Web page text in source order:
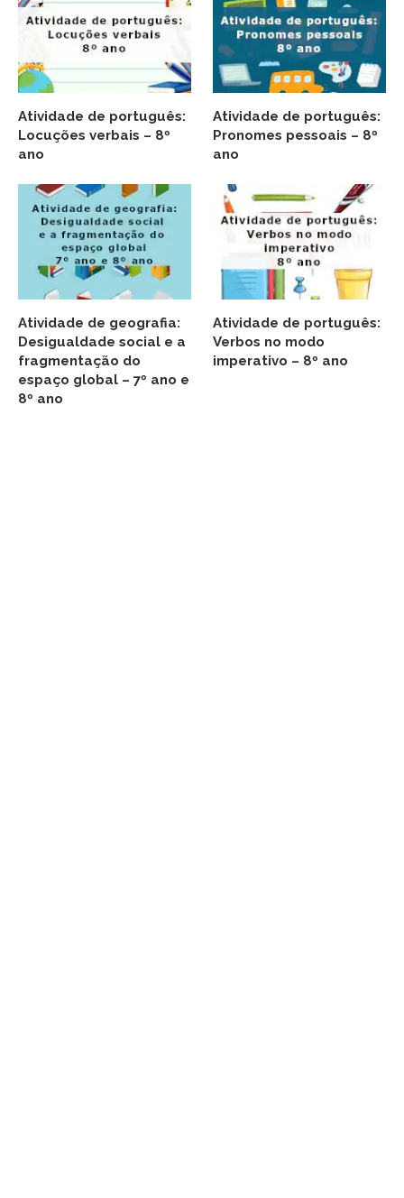
Atividade de português:
Locuções verbais – 8º
ano
Atividade de português:
Pronomes pessoais – 8º
ano
Atividade de geografia:
Desigualdade social e a
fragmentação do
espaço global – 7º ano e
8º ano
Atividade de português:
Verbos no modo
imperativo – 8º ano